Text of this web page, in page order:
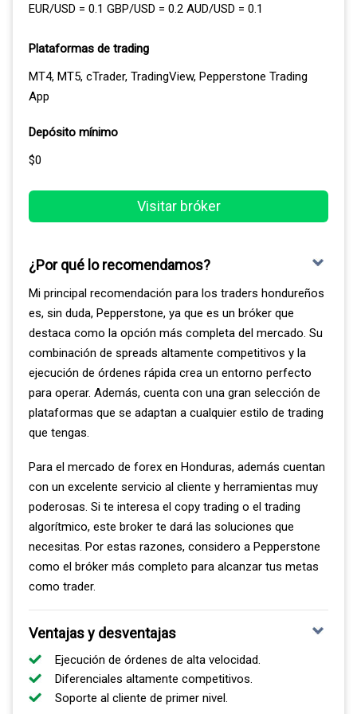
comparación, los siguientes mejores brókeres de esta
enorme diferencia lo convierte en la opción ideal si tu
Eso sí, para acceder a la gama completa de
En la plataforma MetaTrader 4, solo podrás operar con
79 de estas criptomonedas. Es un detalle importante a
TRADING
Eightcap te da acceso a una excelente gama de
plataformas de terceros, incluyendo MT4, MT5 y
TradingView. Estas son consideradas las tres mejores
plataformas de trading de divisas disponibles en el
mercado. Sin embargo, en nuestra opinión, estas se
complementan aún más gracias a las herramientas
exclusivas del bróker.
Eightcap Labs: Esta sección ofrece una
amplia variedad de recursos para que los
traders desarrollen sus estrategias.
Encontramos que los libros electrónicos que
de los productos criptográficos de Eightcap,
este material educativo es un gran valor
agregado.
FlashTrader: Esta herramienta te ayuda a
EUR/USD = 0.1 GBP/USD = 0.2 AUD/USD = 0.1
Plataformas de trading
MT4, MT5, cTrader, TradingView, Pepperstone Trading
App
Depósito mínimo
$0
Visitar bróker
¿Por qué lo recomendamos?
Mi principal recomendación para los traders hondureños
es, sin duda, Pepperstone, ya que es un bróker que
destaca como la opción más completa del mercado. Su
combinación de spreads altamente competitivos y la
ejecución de órdenes rápida crea un entorno perfecto
para operar. Además, cuenta con una gran selección de
plataformas que se adaptan a cualquier estilo de trading
que tengas.
Para el mercado de forex en Honduras, además cuentan
con un excelente servicio al cliente y herramientas muy
poderosas. Si te interesa el copy trading o el trading
algorítmico, este broker te dará las soluciones que
necesitas. Por estas razones, considero a Pepperstone
como el bróker más completo para alcanzar tus metas
como trader.
Ventajas y desventajas
Ejecución de órdenes de alta velocidad.
Diferenciales altamente competitivos.
Soporte al cliente de primer nivel.